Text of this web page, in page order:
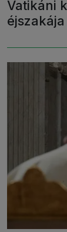
Vatikáni